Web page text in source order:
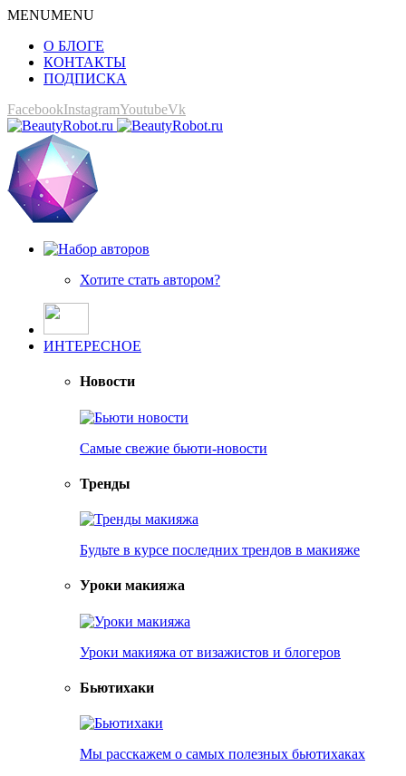
MENUMENU
О БЛОГЕ
КОНТАКТЫ
ПОДПИСКА
FacebookInstagramYoutubeVk
Хотите стать автором?
ИНТЕРЕСНОЕ
Новости
Самые свежие бьюти-новости
Тренды
Будьте в курсе последних трендов в макияже
Уроки макияжа
Уроки макияжа от визажистов и блогеров
Бьютихаки
Мы расскажем о самых полезных бьютихаках